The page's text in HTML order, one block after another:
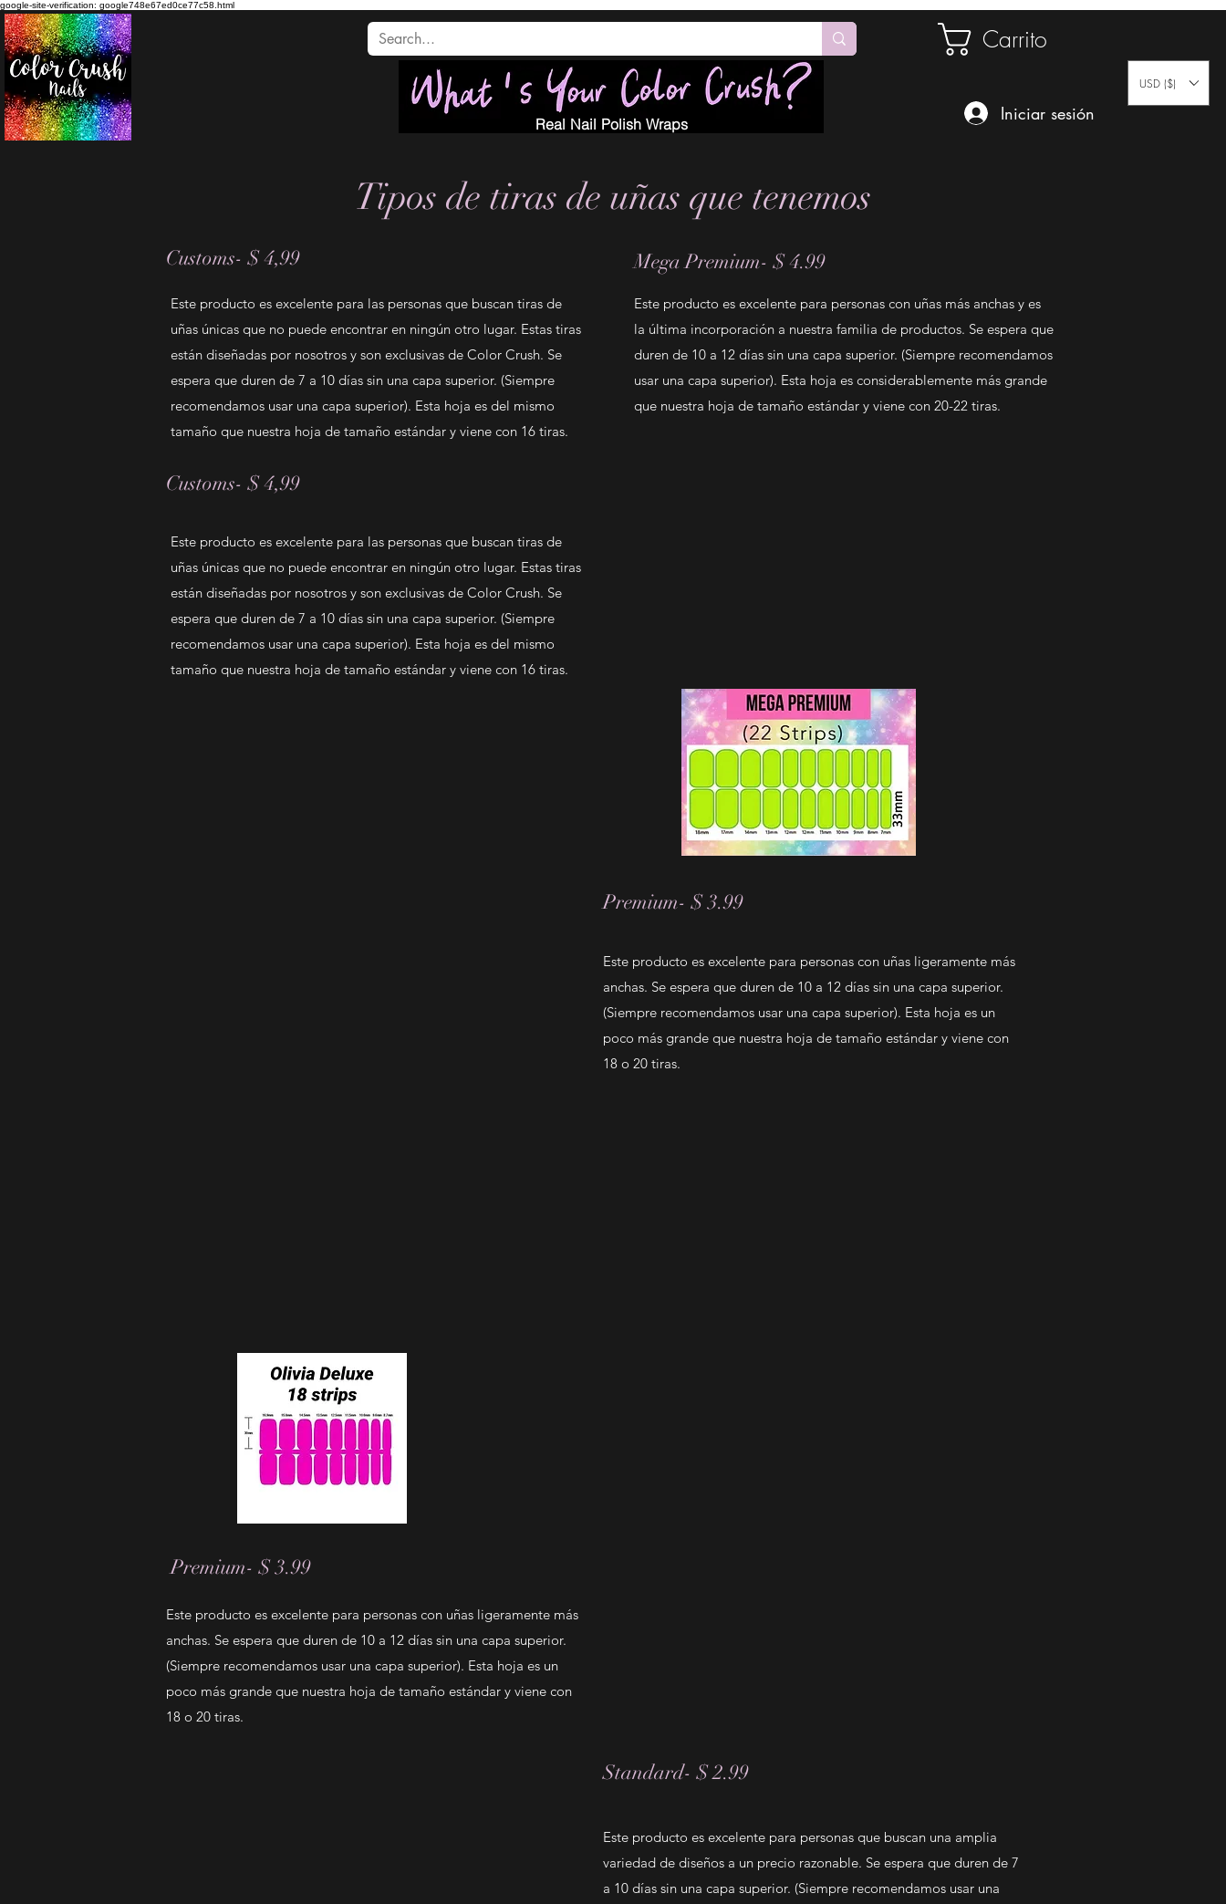
google-site-verification: google748e67ed0ce77c58.html
Carrito
Real Nail Polish Wraps
Iniciar sesión
USD ($)
Tipos de tiras de uñas que tenemos
Customs- $ 4,99
Este producto es excelente para las personas que buscan tiras de
uñas únicas que no puede encontrar en ningún otro lugar. Estas tiras
están diseñadas por nosotros y son exclusivas de Color Crush. Se
espera que duren de 7 a 10 días sin una capa superior. (Siempre
recomendamos usar una capa superior). Esta hoja es del mismo
tamaño que nuestra hoja de tamaño estándar y viene con 16 tiras.
Customs- $ 4,99
Este producto es excelente para las personas que buscan tiras de
uñas únicas que no puede encontrar en ningún otro lugar. Estas tiras
están diseñadas por nosotros y son exclusivas de Color Crush. Se
espera que duren de 7 a 10 días sin una capa superior. (Siempre
recomendamos usar una capa superior). Esta hoja es del mismo
tamaño que nuestra hoja de tamaño estándar y viene con 16 tiras.
Premium- $ 3.99
Este producto es excelente para personas con uñas ligeramente más
anchas. Se espera que duren de 10 a 12 días sin una capa superior.
(Siempre recomendamos usar una capa superior). Esta hoja es un
poco más grande que nuestra hoja de tamaño estándar y viene con
18 o 20 tiras.
Mega Premium- $ 4.99
Este producto es excelente para personas con uñas más anchas y es
la última incorporación a nuestra familia de productos. Se espera que
duren de 10 a 12 días sin una capa superior. (Siempre recomendamos
usar una capa superior). Esta hoja es considerablemente más grande
que nuestra hoja de tamaño estándar y viene con 20-22 tiras.
Premium- $ 3.99
Este producto es excelente para personas con uñas ligeramente más
anchas. Se espera que duren de 10 a 12 días sin una capa superior.
(Siempre recomendamos usar una capa superior). Esta hoja es un
poco más grande que nuestra hoja de tamaño estándar y viene con
18 o 20 tiras.
Standard- $ 2.99
Este producto es excelente para personas que buscan una amplia
variedad de diseños a un precio razonable. Se espera que duren de 7
a 10 días sin una capa superior. (Siempre recomendamos usar una